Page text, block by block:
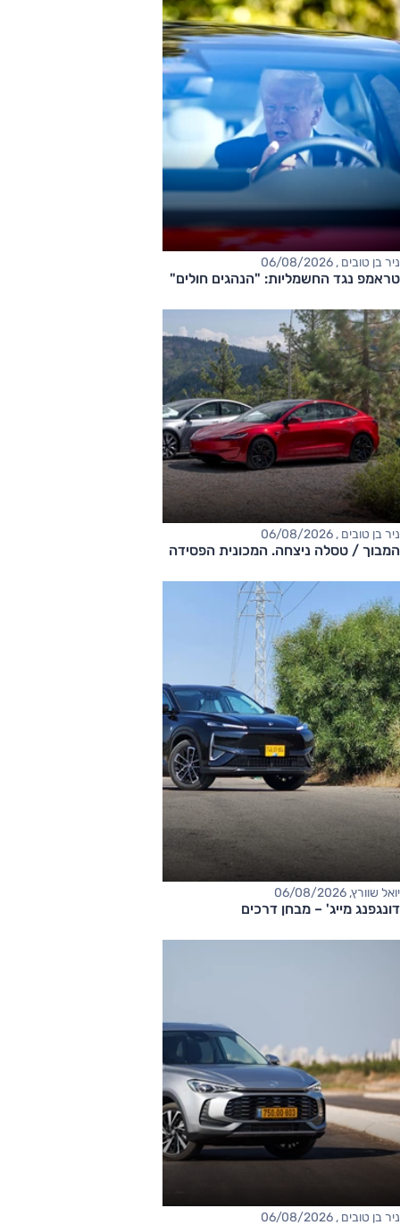
ניר בן טובים , 06/08/2026
טראמפ נגד החשמליות: "הנהגים חולים"
ניר בן טובים , 06/08/2026
המבוך / טסלה ניצחה. המכונית הפסידה
יואל שוורץ, 06/08/2026
דונגפנג מייג' – מבחן דרכים
ניר בן טובים , 06/08/2026